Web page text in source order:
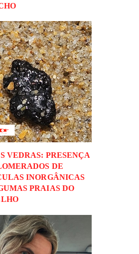
VEDRAS: PRESENÇA
DE
INORGÂNICAS
PRAIAS DO